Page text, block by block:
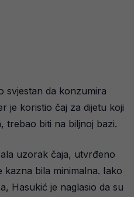
svjestan da konzumira
je koristio čaj za dijetu koji
trebao biti na biljnoj bazi.
uzorak čaja, utvrđeno
kazna bila minimalna. Iako
Hasukić je naglasio da su